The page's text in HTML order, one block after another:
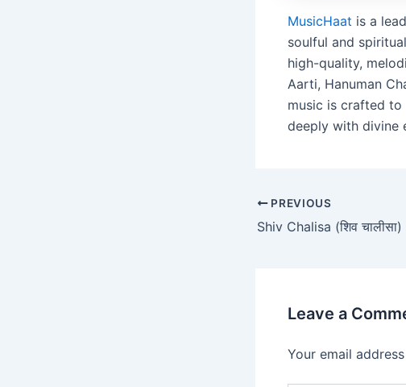
MusicHaat is a
soulful and
high-quality,
Aarti, Hanuman
music is crafted to
deeply with divine
PREVIOUS
Shiv Chalisa (शिव चालीसा)
Leave a
Your email